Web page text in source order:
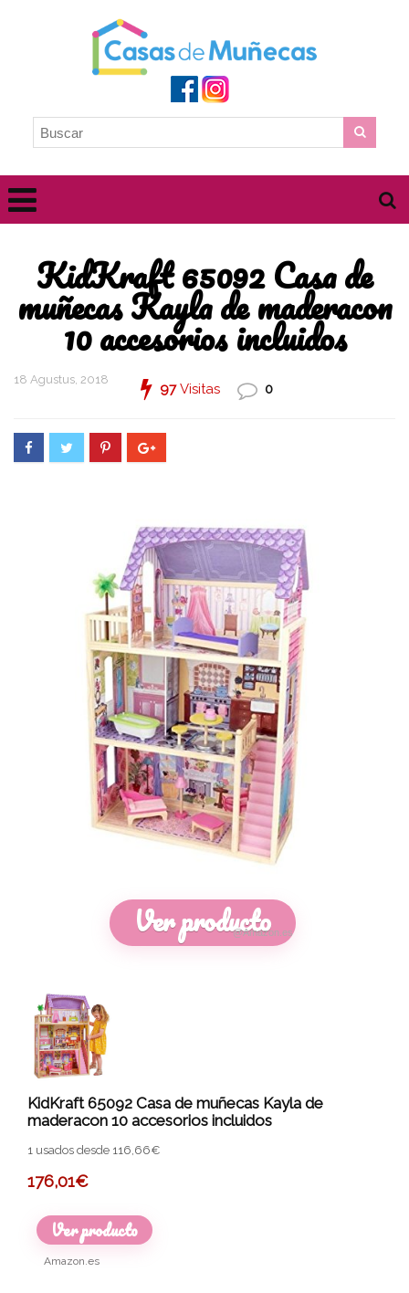
KidKraft 65092 Casa de
muñecas Kayla de maderacon
10 accesorios incluidos
18 Agustus, 2018
97Visitas 0
Ver producto
@Amazon.es
KidKraft 65092 Casa de muñecas Kayla de
maderacon 10 accesorios incluidos
1 usados desde 116,66€
176,01€
Ver producto
Amazon.es